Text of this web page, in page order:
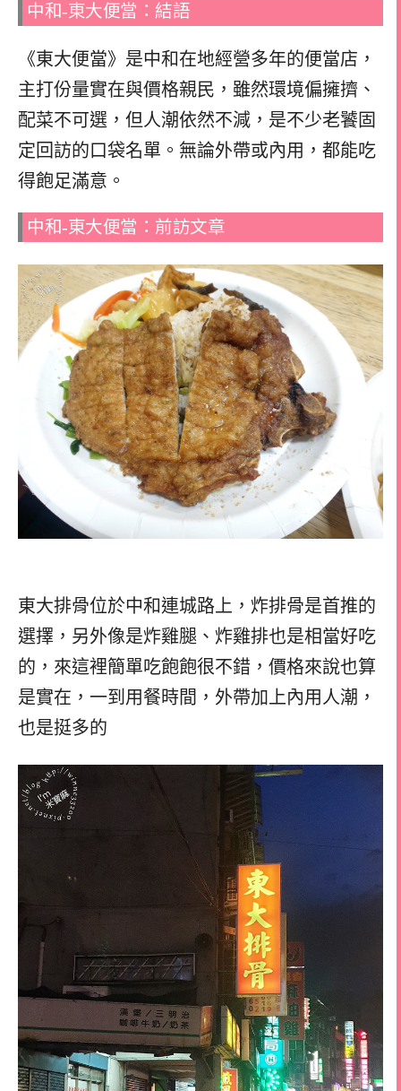
中和-東大便當：結語
《東大便當》是中和在地經營多年的便當店，
主打份量實在與價格親民，雖然環境偏擁擠、
配菜不可選，但人潮依然不減，是不少老饕固
定回訪的口袋名單。無論外帶或內用，都能吃
得飽足滿意。
中和-東大便當：前訪文章
東大排骨位於中和連城路上，炸排骨是首推的
選擇，另外像是炸雞腿、炸雞排也是相當好吃
的，來這裡簡單吃飽飽很不錯，價格來說也算
是實在，一到用餐時間，外帶加上內用人潮，
也是挺多的